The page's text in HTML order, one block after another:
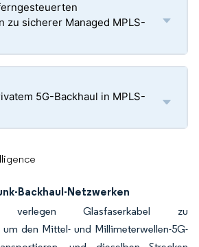
zu sicherer Managed MPLS-
5G-Backhaul in MPLS-
Backhaul-Netzwerken
verlegen Glasfaserkabel zu
den Mittel- und Millimeterwellen-5G-